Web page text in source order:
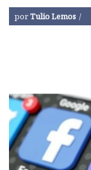
porTulio Lemos